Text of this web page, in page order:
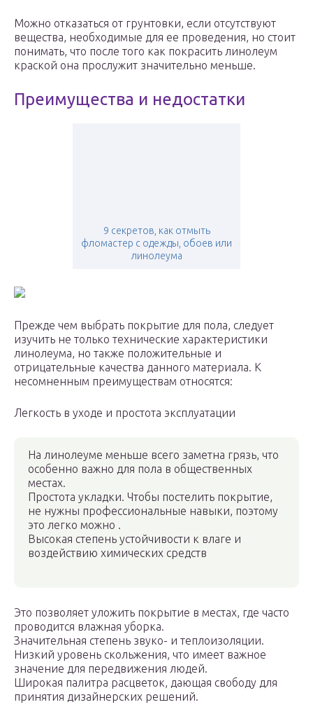
Можно отказаться от грунтовки, если отсутствуют
вещества, необходимые для ее проведения, но стоит
понимать, что после того как покрасить линолеум
краской она прослужит значительно меньше.
Преимущества и недостатки
9 секретов, как отмыть
фломастер c одежды, обоев или
линолеума
Прежде чем выбрать покрытие для пола, следует
изучить не только технические характеристики
линолеума, но также положительные и
отрицательные качества данного материала. К
несомненным преимуществам относятся:
Легкость в уходе и простота эксплуатации
На линолеуме меньше всего заметна грязь, что
особенно важно для пола в общественных
местах.
Простота укладки. Чтобы постелить покрытие,
не нужны профессиональные навыки, поэтому
это легко можно .
Высокая степень устойчивости к влаге и
воздействию химических средств
Это позволяет уложить покрытие в местах, где часто
проводится влажная уборка.
Значительная степень звуко- и теплоизоляции.
Низкий уровень скольжения, что имеет важное
значение для передвижения людей.
Широкая палитра расцветок, дающая свободу для
принятия дизайнерских решений.